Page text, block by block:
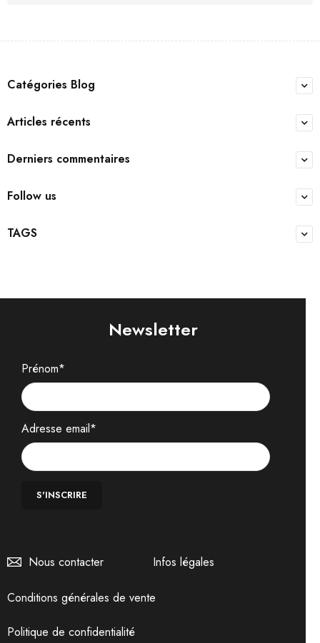
Catégories Blog
Articles récents
Derniers commentaires
Follow us
TAGS
Newsletter
Prénom*
Adresse email*
Nous contacter Infos légales
Conditions générales de vente
Politique de confidentialité